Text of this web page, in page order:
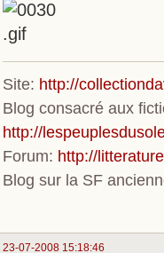
Site: http://
Blog consacré aux
http://
Forum: http://
Blog sur la SF
23-07-2008 15:18:46